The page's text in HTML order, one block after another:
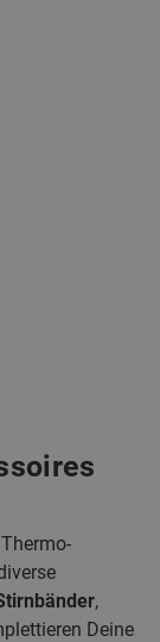
,
Deine